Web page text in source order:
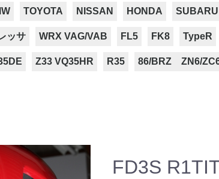
TOYOTA NISSAN HONDA SUBARU
ッサ WRX VAG/VAB FL5 FK8 TypeR
Z33 VQ35HR R35 86/BRZ ZN6/
FD3S